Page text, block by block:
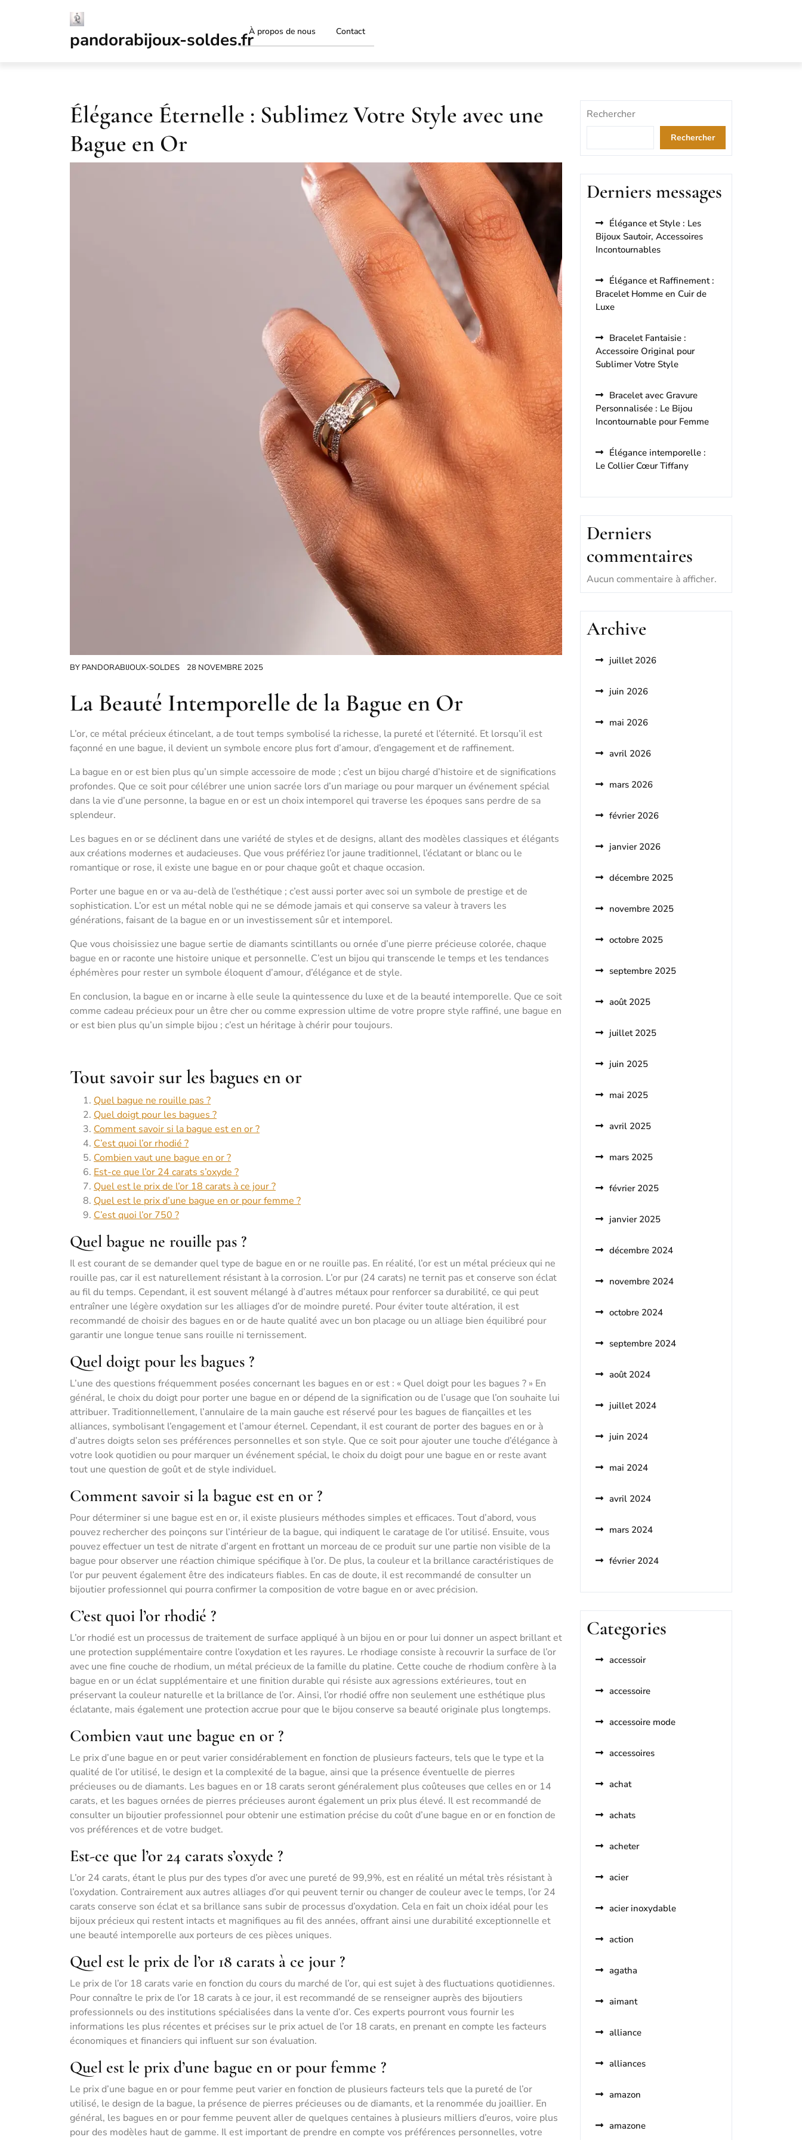
pandorabijoux-soldes.frÀ propos de nous Contact
Élégance Éternelle : Sublimez Votre Style avec une
Bague en Or
BY PANDORABIJOUX-SOLDES 28 NOVEMBRE 2025
La Beauté Intemporelle de la Bague en Or
L’or, ce métal précieux étincelant, a de tout temps symbolisé la richesse, la pureté et l’éternité. Et lorsqu’il est
façonné en une bague, il devient un symbole encore plus fort d’amour, d’engagement et de raffinement.
La bague en or est bien plus qu’un simple accessoire de mode ; c’est un bijou chargé d’histoire et de significations
profondes. Que ce soit pour célébrer une union sacrée lors d’un mariage ou pour marquer un événement spécial
dans la vie d’une personne, la bague en or est un choix intemporel qui traverse les époques sans perdre de sa
splendeur.
Les bagues en or se déclinent dans une variété de styles et de designs, allant des modèles classiques et élégants
aux créations modernes et audacieuses. Que vous préfériez l’or jaune traditionnel, l’éclatant or blanc ou le
romantique or rose, il existe une bague en or pour chaque goût et chaque occasion.
Porter une bague en or va au-delà de l’esthétique ; c’est aussi porter avec soi un symbole de prestige et de
sophistication. L’or est un métal noble qui ne se démode jamais et qui conserve sa valeur à travers les
générations, faisant de la bague en or un investissement sûr et intemporel.
Que vous choisissiez une bague sertie de diamants scintillants ou ornée d’une pierre précieuse colorée, chaque
bague en or raconte une histoire unique et personnelle. C’est un bijou qui transcende le temps et les tendances
éphémères pour rester un symbole éloquent d’amour, d’élégance et de style.
En conclusion, la bague en or incarne à elle seule la quintessence du luxe et de la beauté intemporelle. Que ce soit
comme cadeau précieux pour un être cher ou comme expression ultime de votre propre style raffiné, une bague en
or est bien plus qu’un simple bijou ; c’est un héritage à chérir pour toujours.
Tout savoir sur les bagues en or
Quel bague ne rouille pas ?
Quel doigt pour les bagues ?
Comment savoir si la bague est en or ?
C’est quoi l’or rhodié ?
Combien vaut une bague en or ?
Est-ce que l’or 24 carats s’oxyde ?
Quel est le prix de l’or 18 carats à ce jour ?
Quel est le prix d’une bague en or pour femme ?
C’est quoi l’or 750 ?
Quel bague ne rouille pas ?
Il est courant de se demander quel type de bague en or ne rouille pas. En réalité, l’or est un métal précieux qui ne
rouille pas, car il est naturellement résistant à la corrosion. L’or pur (24 carats) ne ternit pas et conserve son éclat
au fil du temps. Cependant, il est souvent mélangé à d’autres métaux pour renforcer sa durabilité, ce qui peut
entraîner une légère oxydation sur les alliages d’or de moindre pureté. Pour éviter toute altération, il est
recommandé de choisir des bagues en or de haute qualité avec un bon placage ou un alliage bien équilibré pour
garantir une longue tenue sans rouille ni ternissement.
Quel doigt pour les bagues ?
L’une des questions fréquemment posées concernant les bagues en or est : « Quel doigt pour les bagues ? » En
général, le choix du doigt pour porter une bague en or dépend de la signification ou de l’usage que l’on souhaite lui
attribuer. Traditionnellement, l’annulaire de la main gauche est réservé pour les bagues de fiançailles et les
alliances, symbolisant l’engagement et l’amour éternel. Cependant, il est courant de porter des bagues en or à
d’autres doigts selon ses préférences personnelles et son style. Que ce soit pour ajouter une touche d’élégance à
votre look quotidien ou pour marquer un événement spécial, le choix du doigt pour une bague en or reste avant
tout une question de goût et de style individuel.
Comment savoir si la bague est en or ?
Pour déterminer si une bague est en or, il existe plusieurs méthodes simples et efficaces. Tout d’abord, vous
pouvez rechercher des poinçons sur l’intérieur de la bague, qui indiquent le caratage de l’or utilisé. Ensuite, vous
pouvez effectuer un test de nitrate d’argent en frottant un morceau de ce produit sur une partie non visible de la
bague pour observer une réaction chimique spécifique à l’or. De plus, la couleur et la brillance caractéristiques de
l’or pur peuvent également être des indicateurs fiables. En cas de doute, il est recommandé de consulter un
bijoutier professionnel qui pourra confirmer la composition de votre bague en or avec précision.
C’est quoi l’or rhodié ?
L’or rhodié est un processus de traitement de surface appliqué à un bijou en or pour lui donner un aspect brillant et
une protection supplémentaire contre l’oxydation et les rayures. Le rhodiage consiste à recouvrir la surface de l’or
avec une fine couche de rhodium, un métal précieux de la famille du platine. Cette couche de rhodium confère à la
bague en or un éclat supplémentaire et une finition durable qui résiste aux agressions extérieures, tout en
préservant la couleur naturelle et la brillance de l’or. Ainsi, l’or rhodié offre non seulement une esthétique plus
éclatante, mais également une protection accrue pour que le bijou conserve sa beauté originale plus longtemps.
Combien vaut une bague en or ?
Le prix d’une bague en or peut varier considérablement en fonction de plusieurs facteurs, tels que le type et la
qualité de l’or utilisé, le design et la complexité de la bague, ainsi que la présence éventuelle de pierres
précieuses ou de diamants. Les bagues en or 18 carats seront généralement plus coûteuses que celles en or 14
carats, et les bagues ornées de pierres précieuses auront également un prix plus élevé. Il est recommandé de
consulter un bijoutier professionnel pour obtenir une estimation précise du coût d’une bague en or en fonction de
vos préférences et de votre budget.
Est-ce que l’or 24 carats s’oxyde ?
L’or 24 carats, étant le plus pur des types d’or avec une pureté de 99,9%, est en réalité un métal très résistant à
l’oxydation. Contrairement aux autres alliages d’or qui peuvent ternir ou changer de couleur avec le temps, l’or 24
carats conserve son éclat et sa brillance sans subir de processus d’oxydation. Cela en fait un choix idéal pour les
bijoux précieux qui restent intacts et magnifiques au fil des années, offrant ainsi une durabilité exceptionnelle et
une beauté intemporelle aux porteurs de ces pièces uniques.
Quel est le prix de l’or 18 carats à ce jour ?
Le prix de l’or 18 carats varie en fonction du cours du marché de l’or, qui est sujet à des fluctuations quotidiennes.
Pour connaître le prix de l’or 18 carats à ce jour, il est recommandé de se renseigner auprès des bijoutiers
professionnels ou des institutions spécialisées dans la vente d’or. Ces experts pourront vous fournir les
informations les plus récentes et précises sur le prix actuel de l’or 18 carats, en prenant en compte les facteurs
économiques et financiers qui influent sur son évaluation.
Quel est le prix d’une bague en or pour femme ?
Le prix d’une bague en or pour femme peut varier en fonction de plusieurs facteurs tels que la pureté de l’or
utilisé, le design de la bague, la présence de pierres précieuses ou de diamants, et la renommée du joaillier. En
général, les bagues en or pour femme peuvent aller de quelques centaines à plusieurs milliers d’euros, voire plus
pour des modèles haut de gamme. Il est important de prendre en compte vos préférences personnelles, votre
Rechercher
Rechercher
Derniers messages
Élégance et Style : Les
Bijoux Sautoir, Accessoires
Incontournables
Élégance et Raffinement :
Bracelet Homme en Cuir de
Luxe
Bracelet Fantaisie :
Accessoire Original pour
Sublimer Votre Style
Bracelet avec Gravure
Personnalisée : Le Bijou
Incontournable pour Femme
Élégance intemporelle :
Le Collier Cœur Tiffany
Derniers
commentaires
Aucun commentaire à afficher.
Archive
juillet 2026
juin 2026
mai 2026
avril 2026
mars 2026
février 2026
janvier 2026
décembre 2025
novembre 2025
octobre 2025
septembre 2025
août 2025
juillet 2025
juin 2025
mai 2025
avril 2025
mars 2025
février 2025
janvier 2025
décembre 2024
novembre 2024
octobre 2024
septembre 2024
août 2024
juillet 2024
juin 2024
mai 2024
avril 2024
mars 2024
février 2024
Categories
accessoir
accessoire
accessoire mode
accessoires
achat
achats
acheter
acier
acier inoxydable
action
agatha
aimant
alliance
alliances
amazon
amazone